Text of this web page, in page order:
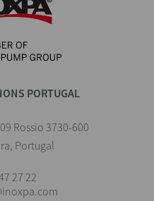
PORTUGAL
Rossio 3730-600
Portugal
27 22